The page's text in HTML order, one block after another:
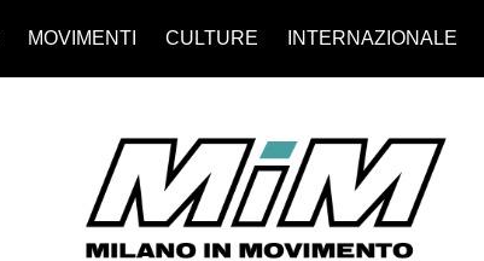
MOVIMENTI CULTURE INTERNAZIONALE